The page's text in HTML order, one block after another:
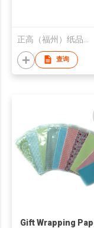
查询
Gift Wrapping